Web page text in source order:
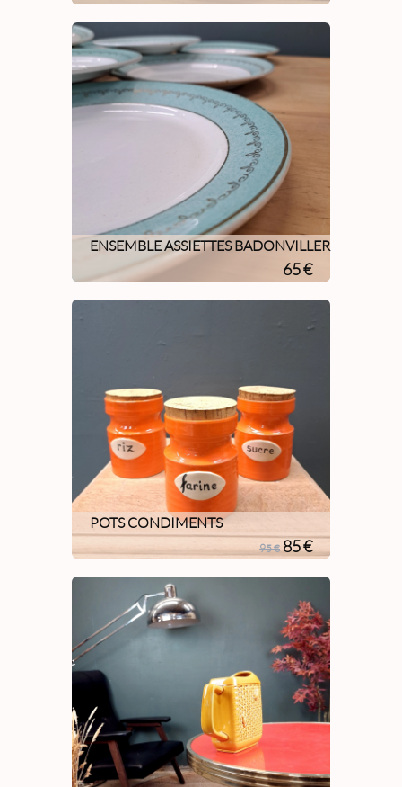
ENSEMBLE ASSIETTES BADONVILLER
65 €
POTS CONDIMENTS
95 €85 €